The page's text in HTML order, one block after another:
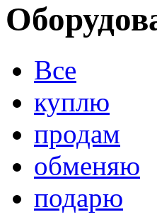
Все
куплю
продам
обменяю
подарю